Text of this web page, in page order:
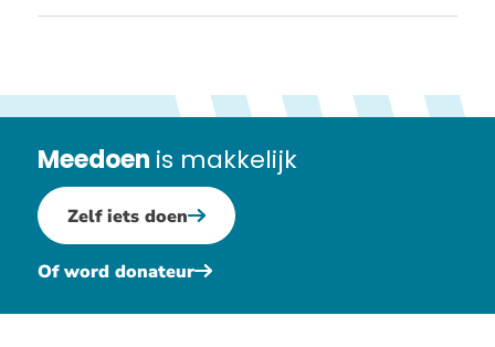
Meedoen is makkelijk
Zelf iets doen
Of word donateur